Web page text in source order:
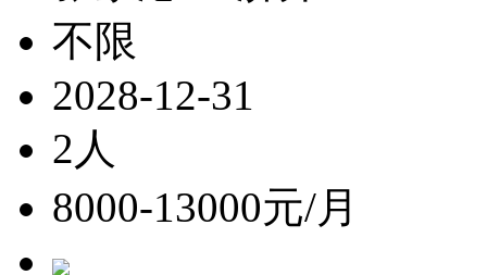
不限
2028-12-31
2人
8000-13000元/月